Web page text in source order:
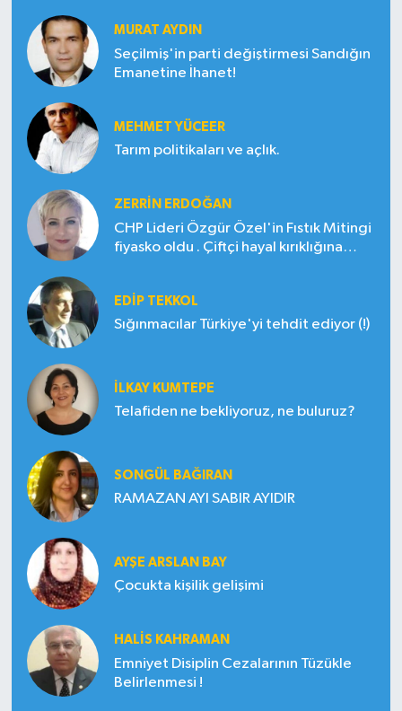
MURAT AYDIN
Seçilmiş'in parti değiştirmesi Sandığın
Emanetine İhanet!
MEHMET YÜCEER
Tarım politikaları ve açlık.
ZERRIN ERDOĞAN
CHP Lideri Özgür Özel'in Fıstık Mitingi
fiyasko oldu . Çiftçi hayal kırıklığına
EDIP TEKKOL
Sığınmacılar Türkiye'yi tehdit ediyor (!)
İLKAY KUMTEPE
Telafiden ne bekliyoruz, ne buluruz?
SONGÜL BAĞIRAN
RAMAZAN AYI SABIR AYIDIR
AYŞE ARSLAN BAY
Çocukta kişilik gelişimi
HALIS KAHRAMAN
Emniyet Disiplin Cezalarının Tüzükle
Belirlenmesi !